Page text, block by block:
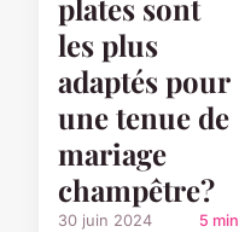
plates sont
les plus
adaptés pour
une tenue de
mariage
champêtre?
30 juin 2024 5 min